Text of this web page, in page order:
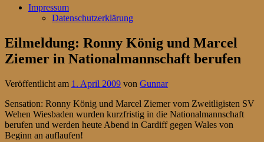
Impressum
Datenschutzerklärung
Eilmeldung: Ronny König und Marcel
Ziemer in Nationalmannschaft berufen
Veröffentlicht am 1. April 2009 von Gunnar
Sensation: Ronny König und Marcel Ziemer vom Zweitligisten SV
Wehen Wiesbaden wurden kurzfristig in die Nationalmannschaft
berufen und werden heute Abend in Cardiff gegen Wales von
Beginn an auflaufen!